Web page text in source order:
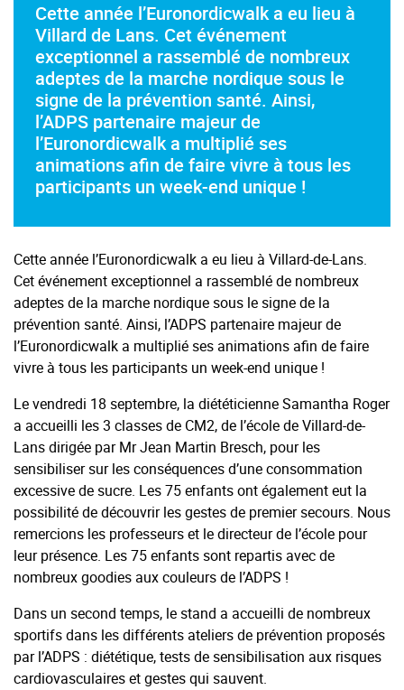
Cette année l’Euronordicwalk a eu lieu à
Villard de Lans. Cet événement
exceptionnel a rassemblé de nombreux
adeptes de la marche nordique sous le
signe de la prévention santé. Ainsi,
l’ADPS partenaire majeur de
l’Euronordicwalk a multiplié ses
animations afin de faire vivre à tous les
participants un week-end unique !
Cette année l’Euronordicwalk a eu lieu à Villard-de-Lans.
Cet événement exceptionnel a rassemblé de nombreux
adeptes de la marche nordique sous le signe de la
prévention santé. Ainsi, l’ADPS partenaire majeur de
l’Euronordicwalk a multiplié ses animations afin de faire
vivre à tous les participants un week-end unique !
Le vendredi 18 septembre, la diététicienne Samantha Roger
a accueilli les 3 classes de CM2, de l’école de Villard-de-
Lans dirigée par Mr Jean Martin Bresch, pour les
sensibiliser sur les conséquences d’une consommation
excessive de sucre. Les 75 enfants ont également eut la
possibilité de découvrir les gestes de premier secours. Nous
remercions les professeurs et le directeur de l’école pour
leur présence. Les 75 enfants sont repartis avec de
nombreux goodies aux couleurs de l’ADPS !
Dans un second temps, le stand a accueilli de nombreux
sportifs dans les différents ateliers de prévention proposés
par l’ADPS : diététique, tests de sensibilisation aux risques
cardiovasculaires et gestes qui sauvent.